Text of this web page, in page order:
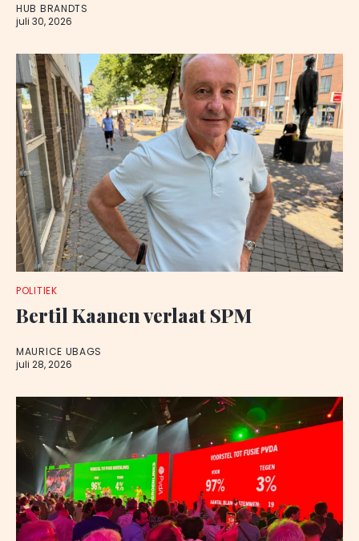
HUB BRANDTS
juli 30, 2026
POLITIEK
Bertil Kaanen verlaat SPM
MAURICE UBAGS
juli 28, 2026